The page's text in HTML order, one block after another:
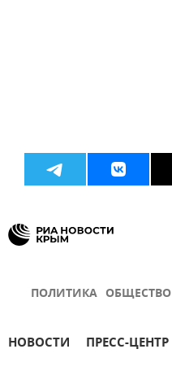
ПОЛИТИКА ОБЩЕСТВО
НОВОСТИ ПРЕСС-ЦЕНТР